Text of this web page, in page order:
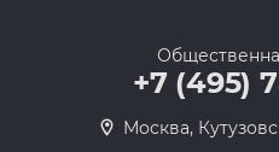
+7 (495)
Москва,